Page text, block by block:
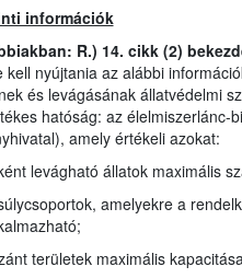
információk
R.) 14. cikk (2)
nyújtania az alábbi
és levágásának állatvédelmi
hatóság: az élelmiszerlánc-
amely értékeli azokat:
levágható állatok maximális
amelyekre a
területek maximális